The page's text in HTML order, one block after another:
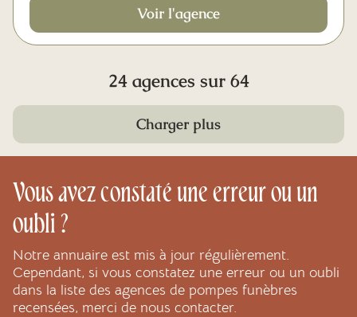
Voir l'agence
24 agences sur 64
Charger plus
Vous avez constaté une erreur ou un
oubli ?
Notre annuaire est mis à jour régulièrement.
Cependant, si vous constatez une erreur ou un oubli
dans la liste des agences de pompes funèbres
recensées, merci de nous contacter.